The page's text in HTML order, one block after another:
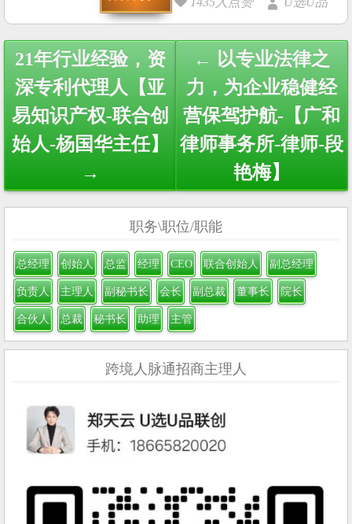
Post
navigation
21年行业经验，资
深专利代理人【亚
易知识产权-联合创
始人-杨国华主任】
→
← 以专业法律之
力，为企业稳健经
营保驾护航-【广和
律师事务所-律师-段
艳梅】
职务\职位/职能
总经理 创始人 总监 经理 CEO 联合创始人 副总经理
负责人 主理人 副秘书长 会长 副总裁 董事长 院长
合伙人 总裁 秘书长 助理 主管
跨境人脉通招商主理人